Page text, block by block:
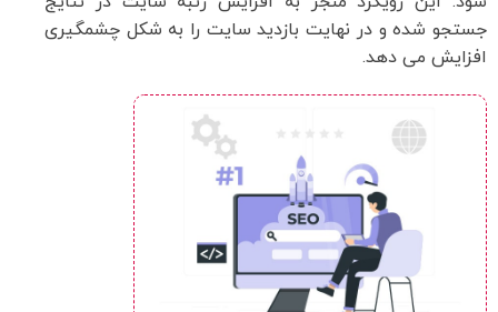
جستجو شده و در نهایت بازدید سایت را به شکل چشمگیری
افزایش می دهد.